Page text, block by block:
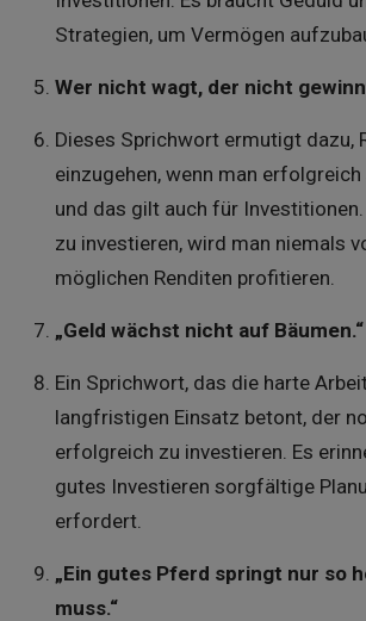
Strategien, um Vermögen
Wer nicht wagt, der nicht
Dieses Sprichwort ermutigt dazu,
einzugehen, wenn man
und das gilt auch für Investitionen.
zu investieren, wird man niemals
möglichen Renditen profitieren.
„Geld wächst nicht auf Bäumen.“
Ein Sprichwort, das die harte
langfristigen Einsatz betont, der
erfolgreich zu investieren. Es
gutes Investieren sorgfältige
erfordert.
„Ein gutes Pferd springt nur so
muss.“